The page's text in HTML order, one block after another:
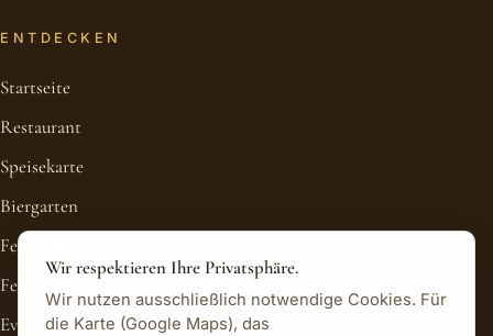
ENTDECKEN
Startseite
Restaurant
Speisekarte
Biergarten
Feiern & Veranstaltungen
Feierlocation
Eventkalender
Wir respektieren Ihre Privatsphäre.
Wir nutzen ausschließlich notwendige Cookies. Für
die Karte (Google Maps), das